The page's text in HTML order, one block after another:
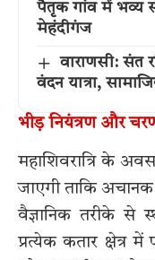
पैतृक गांव में भव्य
मेहंदीगंज
वाराणसी: संत
वंदन यात्रा,
भीड़ नियंत्रण और
महाशिवरात्रि के
जाएगी ताकि
वैज्ञानिक तरीके से
प्रत्येक कतार क्षेत्र में